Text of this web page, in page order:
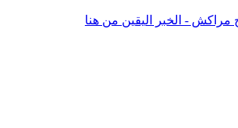
مراكش - الخبر اليقين من هنا